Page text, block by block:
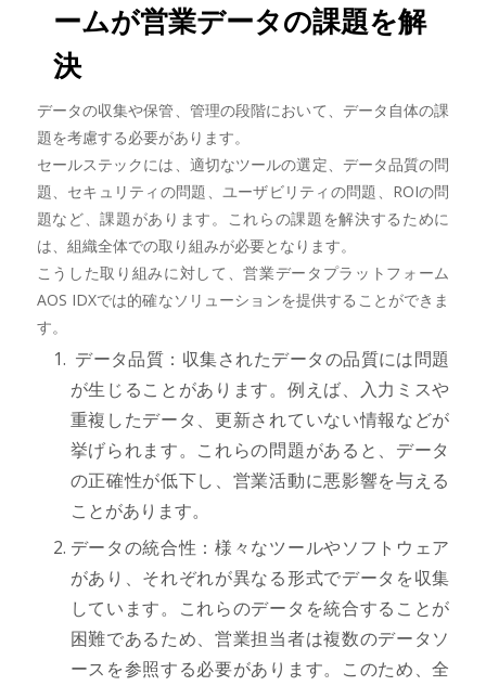
ームが営業データの課題を解
決
データの収集や保管、管理の段階において、データ自体の課
題を考慮する必要があります。
セールステックには、適切なツールの選定、データ品質の問
題、セキュリティの問題、ユーザビリティの問題、ROIの問
題など、課題があります。これらの課題を解決するために
は、組織全体での取り組みが必要となります。
こうした取り組みに対して、営業データプラットフォーム
AOS IDXでは的確なソリューションを提供することができま
す。
データ品質：収集されたデータの品質には問題
が生じることがあります。例えば、入力ミスや
重複したデータ、更新されていない情報などが
挙げられます。これらの問題があると、データ
の正確性が低下し、営業活動に悪影響を与える
ことがあります。
データの統合性：様々なツールやソフトウェア
があり、それぞれが異なる形式でデータを収集
しています。これらのデータを統合することが
困難であるため、営業担当者は複数のデータソ
ースを参照する必要があります。このため、全